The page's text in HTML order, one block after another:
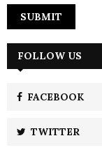
FOLLOW US
FACEBOOK
TWITTER